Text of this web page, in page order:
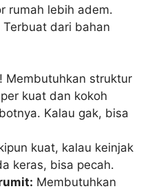
rumah lebih adem.
Terbuat dari bahan
Membutuhkan struktur
kuat dan kokoh
Kalau gak, bisa
kuat, kalau keinjak
keras, bisa pecah.
Membutuhkan